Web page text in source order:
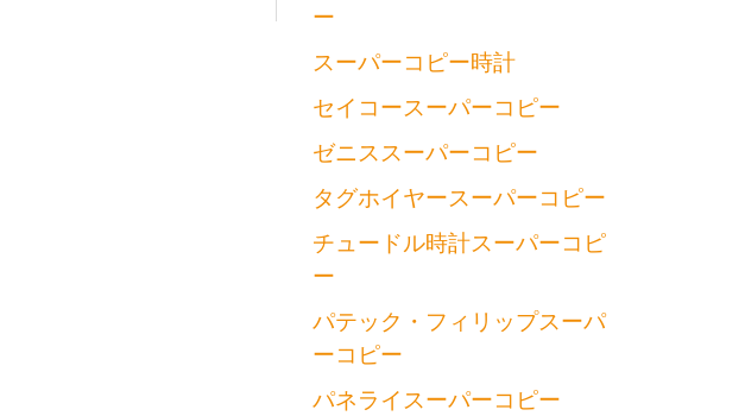
ー
スーパーコピー時計
セイコースーパーコピー
ゼニススーパーコピー
タグホイヤースーパーコピー
チュードル時計スーパーコピ
ー
パテック・フィリップスーパ
ーコピー
パネライスーパーコピー